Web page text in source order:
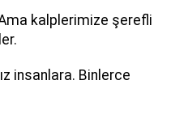
kalplerimize şerefli
insanlara. Binlerce